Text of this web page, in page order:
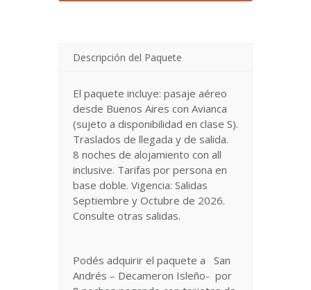
Descripción del Paquete
El paquete incluye: pasaje aéreo
desde Buenos Aires con Avianca
(sujeto a disponibilidad en clase S).
Traslados de llegada y de salida.
8 noches de alojamiento con all
inclusive. Tarifas por persona en
base doble. Vigencia: Salidas
Septiembre y Octubre de 2026.
Consulte otras salidas.
Podés adquirir el paquete a San
Andrés – Decameron Isleño- por